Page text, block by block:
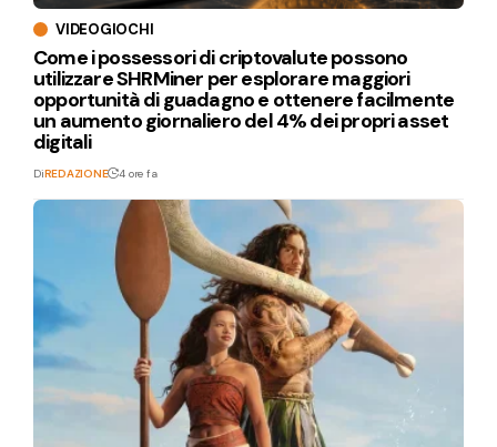
VIDEOGIOCHI
Come i possessori di criptovalute possono
utilizzare SHRMiner per esplorare maggiori
opportunità di guadagno e ottenere facilmente
un aumento giornaliero del 4% dei propri asset
digitali
DiREDAZIONE 4 ore fa